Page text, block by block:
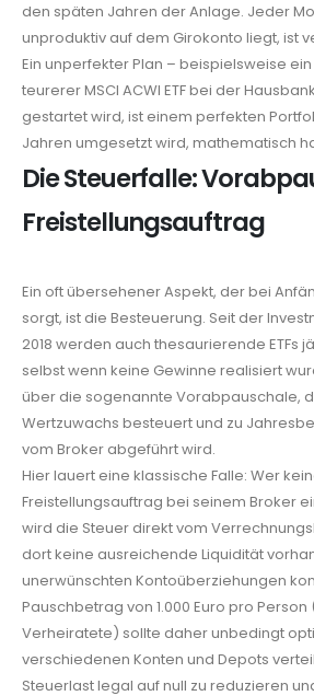
den späten Jahren der Anlage. Jeder
unproduktiv auf dem Girokonto liegt, ist
Ein unperfekter Plan – beispielsweise
teurerer MSCI ACWI ETF bei der
gestartet wird, ist einem perfekten
Jahren umgesetzt wird, mathematisch
Die Steuerfalle:
Freistellungsauftrag
Ein oft übersehener Aspekt, der bei
sorgt, ist die Besteuerung. Seit der
2018 werden auch thesaurierende ETFs
selbst wenn keine Gewinne realisiert
über die sogenannte Vorabpauschale,
Wertzuwachs besteuert und zu
vom Broker abgeführt wird.
Hier lauert eine klassische Falle: Wer
Freistellungsauftrag bei seinem Broker
wird die Steuer direkt vom
dort keine ausreichende Liquidität
unerwünschten Kontoüberziehungen
Pauschbetrag von 1.000 Euro pro Person
Verheiratete) sollte daher unbedingt
verschiedenen Konten und Depots
Steuerlast legal auf null zu reduzieren